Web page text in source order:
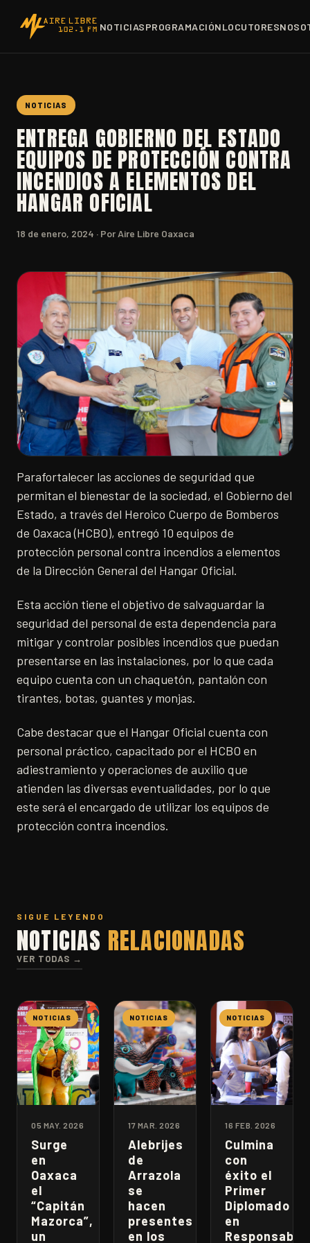
NOTICIASPROGRAMACIÓNLOCUTORES
NOTICIAS
ENTREGA GOBIERNO DEL ESTADO
EQUIPOS DE PROTECCIÓN CONTRA
INCENDIOS A ELEMENTOS DEL
HANGAR OFICIAL
18 de enero, 2024 · Por Aire Libre Oaxaca
Parafortalecer las acciones de seguridad que
permitan el bienestar de la sociedad, el Gobierno del
Estado, a través del Heroico Cuerpo de Bomberos
de Oaxaca (HCBO), entregó 10 equipos de
protección personal contra incendios a elementos
de la Dirección General del Hangar Oficial.
Esta acción tiene el objetivo de salvaguardar la
seguridad del personal de esta dependencia para
mitigar y controlar posibles incendios que puedan
presentarse en las instalaciones, por lo que cada
equipo cuenta con un chaquetón, pantalón con
tirantes, botas, guantes y monjas.
Cabe destacar que el Hangar Oficial cuenta con
personal práctico, capacitado por el HCBO en
adiestramiento y operaciones de auxilio que
atienden las diversas eventualidades, por lo que
este será el encargado de utilizar los equipos de
protección contra incendios.
SIGUE LEYENDO
NOTICIAS RELACIONADAS
VER TODAS →
NOTICIAS
05 MAY. 2026
Surge
en
Oaxaca
el
“Capitán
Mazorca”,
un
NOTICIAS
17 MAR. 2026
Alebrijes
de
Arrazola
se
hacen
presentes
en los
NOTICIAS
16 FEB. 2026
Culmina
con
éxito el
Primer
Diplomado
en